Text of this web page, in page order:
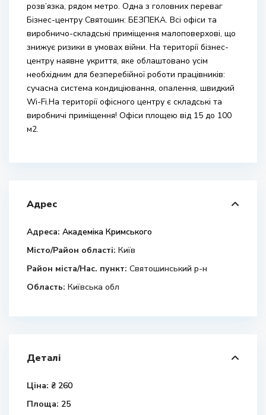
розв’язка, рядом метро. Одна з головних переваг
Бізнес-центру Святошин: БЕЗПЕКА. Всі офіси та
виробничо-складські приміщення малоповерхові, що
знижує ризики в умовах війни. На території бізнес-
центру наявне укриття, яке облаштовано усім
необхідним для безперебійної роботи працівників:
сучасна система кондиціювання, опалення, швидкий
Wi-Fi.На території офісного центру є складські та
виробничі приміщення! Офіси площею від 15 до 100
м2.
Адрес
Адреса: Академіка Кримського
Місто/Район області: Київ
Район міста/Нас. пункт: Святошинський р-н
Область: Київська обл
Деталі
Ціна: ₴ 260
Площа: 25